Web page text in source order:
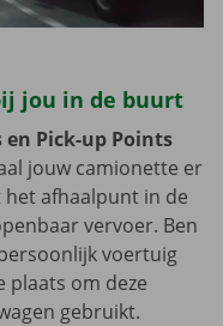
jou in de buurt
en Pick-up Points
jouw camionette er
het afhaalpunt in de
vervoer. Ben
voertuig
plaats om deze
gebruikt.